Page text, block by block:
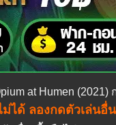
at Humen
ได้ ลองกดตัวเล่นอื่น